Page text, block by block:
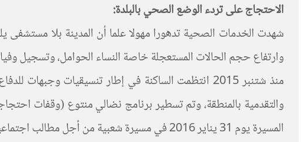
الاحتجاج على تردء الوضع الصحي بالبلدة:
شهدت الخدمات الصحية تدهورا مهولا علما أن المدينة بلا مستشفى
وارتفاع حجم الحالات المستعجلة خاصة النساء الحوامل، وتسجيل
منذ شتنبر 2015 انتظمت الساكنة في إطار تنسيقيات
المسيرة يوم 31 يناير 2016 في مسيرة شعبية من أجل مطالب اجتماعية على راسها الحق في الصحة.